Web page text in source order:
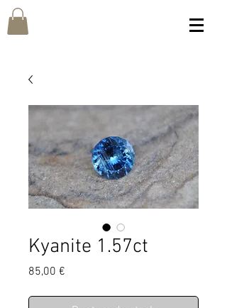
Kyanite 1.57ct
85,00 €